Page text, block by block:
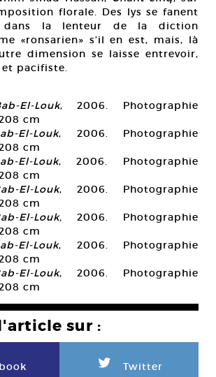
florale. Des lys se fanent
dans la lenteur de la diction
«ronsarien» s’il en est, mais, là
dimension se laisse entrevoir,
pacifiste.
ab-El-Louk, 2006. Photographie
cm
El-Louk, 2006. Photographie
cm
El-Louk, 2006. Photographie
cm
El-Louk, 2006. Photographie
cm
El-Louk, 2006. Photographie
cm
El-Louk, 2006. Photographie
cm
El-Louk, 2006. Photographie
cm
sur :
L Twitter